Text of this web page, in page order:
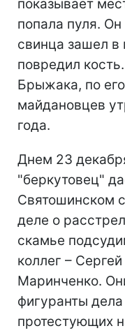
показывает
попала пуля. Он
свинца зашел в
повредил
Брыжака, по
майдановцев
года.
Днем 23
"беркутовец"
Святошинском
деле о
скамье
коллег –
Маринченко.
фигуранты
протестующих